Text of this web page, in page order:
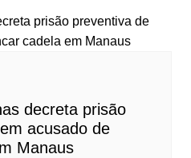
decreta prisão
acusado de
Manaus